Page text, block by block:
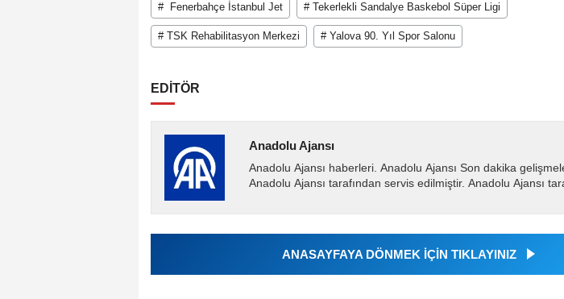
# Fenerbahçe İstanbul Jet # Tekerlekli Sandalye Baskebol Süper Ligi
# TSK Rehabilitasyon Merkezi # Yalova 90. Yıl Spor Salonu
EDİTÖR
Anadolu Ajansı
Anadolu Ajansı haberleri. Anadolu Ajansı Son dakika
Anadolu Ajansı tarafından servis edilmiştir. Anadolu Ajansı
ANASAYFAYA DÖNMEK İÇİN TIKLAYINIZ